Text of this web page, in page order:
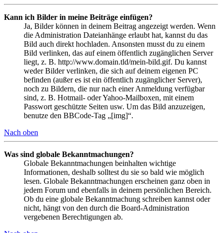
Kann ich Bilder in meine Beiträge einfügen?
Ja, Bilder können in deinem Beitrag angezeigt werden. Wenn
die Administration Dateianhänge erlaubt hat, kannst du das
Bild auch direkt hochladen. Ansonsten musst du zu einem
Bild verlinken, das auf einem öffentlich zugänglichen Server
liegt, z. B. http://www.domain.tld/mein-bild.gif. Du kannst
weder Bilder verlinken, die sich auf deinem eigenen PC
befinden (außer es ist ein öffentlich zugänglicher Server),
noch zu Bildern, die nur nach einer Anmeldung verfügbar
sind, z. B. Hotmail- oder Yahoo-Mailboxen, mit einem
Passwort geschützte Seiten usw. Um das Bild anzuzeigen,
benutze den BBCode-Tag „[img]“.
Nach oben
Was sind globale Bekanntmachungen?
Globale Bekanntmachungen beinhalten wichtige
Informationen, deshalb solltest du sie so bald wie möglich
lesen. Globale Bekanntmachungen erscheinen ganz oben in
jedem Forum und ebenfalls in deinem persönlichen Bereich.
Ob du eine globale Bekanntmachung schreiben kannst oder
nicht, hängt von den durch die Board-Administration
vergebenen Berechtigungen ab.